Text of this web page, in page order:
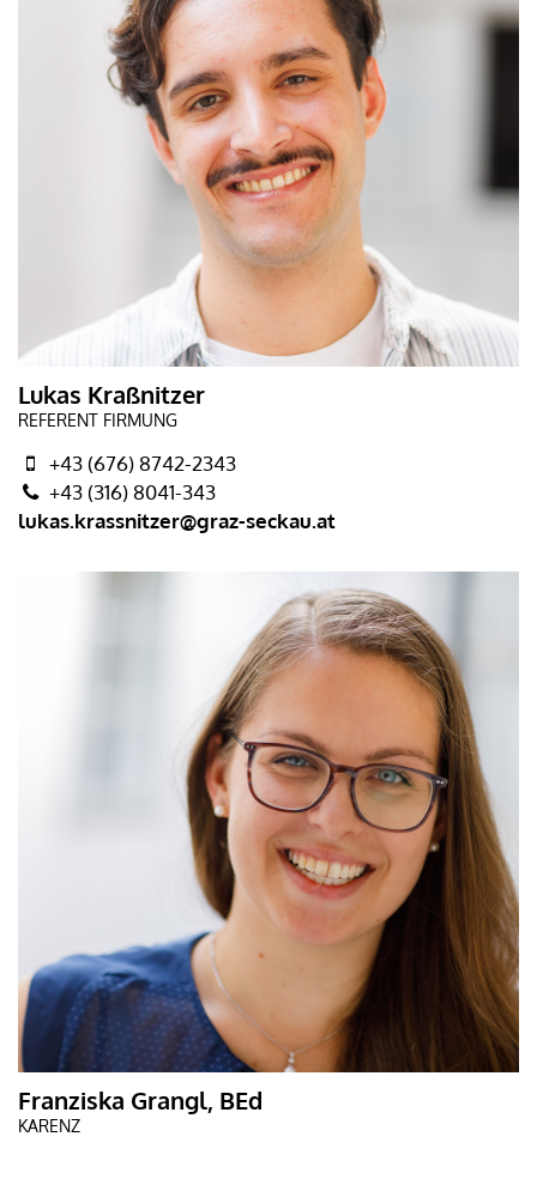
Lukas Kraßnitzer
REFERENT FIRMUNG
+43 (676) 8742-2343
+43 (316) 8041-343
lukas.krassnitzer@graz-seckau.at
Franziska Grangl, BEd
KARENZ